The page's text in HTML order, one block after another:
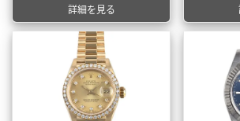
詳細を見る